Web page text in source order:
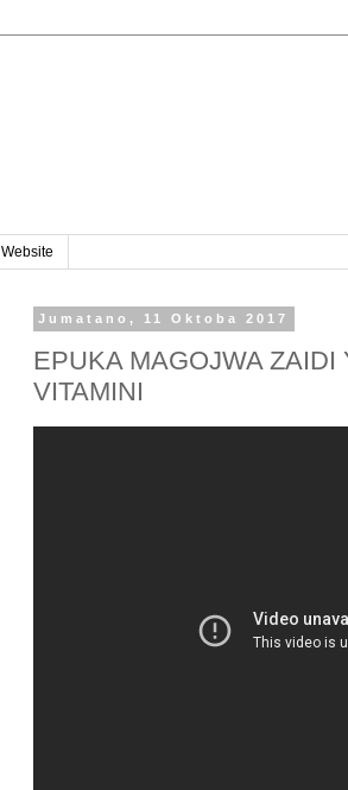
Website
Jumatano, 11 Oktoba 2017
EPUKA MAGOJWA ZAIDI
VITAMINI